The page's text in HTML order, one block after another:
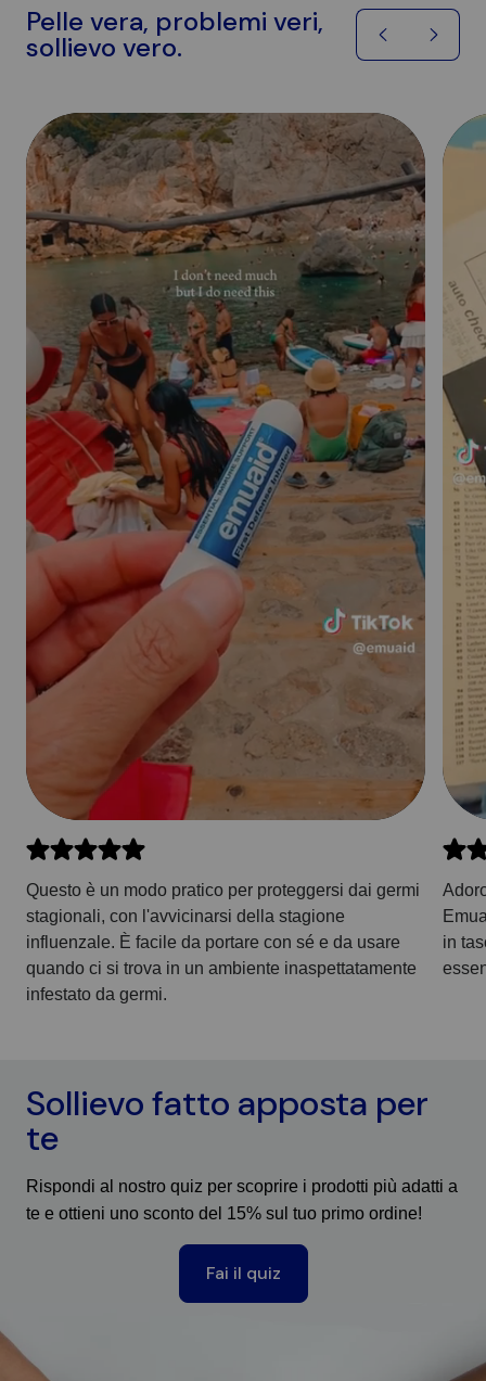
Pelle vera, problemi veri,
sollievo vero.
Questo è un modo pratico per proteggersi dai germi
stagionali, con l'avvicinarsi della stagione
influenzale. È facile da portare con sé e da usare
quando ci si trova in un ambiente inaspettatamente
infestato da germi.
in
Sollievo fatto apposta per
te
Rispondi al nostro quiz per scoprire i prodotti più adatti a
te e ottieni uno sconto del 15% sul tuo primo ordine!
Fai il quiz